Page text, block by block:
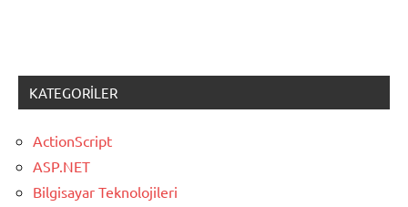
KATEGORILER
ActionScript
ASP.NET
Bilgisayar Teknolojileri